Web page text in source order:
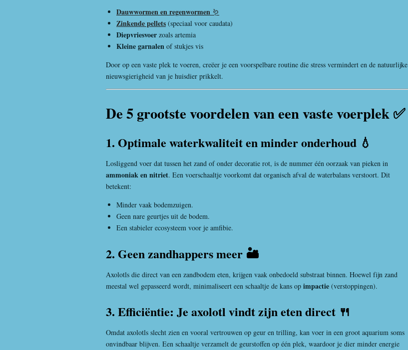
Dauwwormen en regenwormen 🪱
Zinkende pellets (speciaal voor caudata)
Diepvriesvoer zoals artemia
Kleine garnalen of stukjes vis
Door op een vaste plek te voeren, creëer je een voorspelbare routine die stress vermindert en de natuurlijke
nieuwsgierigheid van je huisdier prikkelt.
De 5 grootste voordelen van een vaste voerplek ✅
1. Optimale waterkwaliteit en minder onderhoud 💧
Losliggend voer dat tussen het zand of onder decoratie rot, is de nummer één oorzaak van pieken in
ammoniak en nitriet. Een voerschaaltje voorkomt dat organisch afval de waterbalans verstoort. Dit
betekent:
Minder vaak bodemzuigen.
Geen nare geurtjes uit de bodem.
Een stabieler ecosysteem voor je amfibie.
2. Geen zandhappers meer 🏜️
Axolotls die direct van een zandbodem eten, krijgen vaak onbedoeld substraat binnen. Hoewel fijn zand
meestal wel gepasseerd wordt, minimaliseert een schaaltje de kans op impactie (verstoppingen).
3. Efficiëntie: Je axolotl vindt zijn eten direct 🍴
Omdat axolotls slecht zien en vooral vertrouwen op geur en trilling, kan voer in een groot aquarium soms
onvindbaar blijven. Een schaaltje verzamelt de geurstoffen op één plek, waardoor je dier minder energie